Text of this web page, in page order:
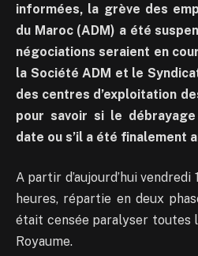
informées, la grève des
du Maroc (ADM) a été
négociations seraient en
la Société ADM et le
des centres d’exploitation
pour savoir si le
date ou s’il a été finalement
A partir d’aujourd’hui
heures, répartie en deux
était censée paralyser toutes
Royaume.